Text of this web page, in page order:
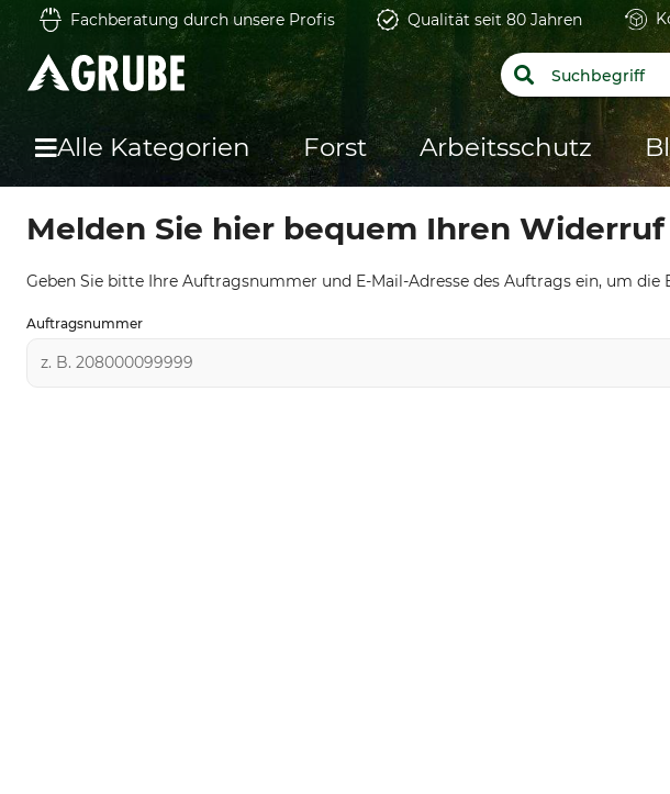
Fachberatung durch unsere Profis Qualität seit 80 Jahren
Alle Kategorien Forst Arbeitsschutz
Melden Sie hier bequem Ihren Widerruf
Geben Sie bitte Ihre Auftragsnummer und E-Mail-Adresse des Auftrags ein, um die
Auftragsnummer